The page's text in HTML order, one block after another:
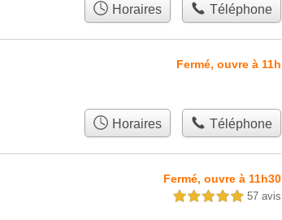
Horaires Téléphone
Fermé, ouvre à 11h
Horaires Téléphone
Fermé, ouvre à 11h30
5,0 étoiles sur 5 57 avis